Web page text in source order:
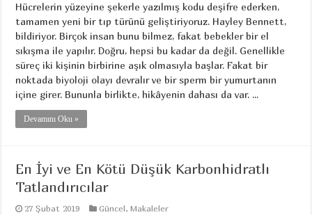
Hücrelerin yüzeyine şekerle yazılmış kodu deşifre ederken,
tamamen yeni bir tıp türünü geliştiriyoruz. Hayley Bennett,
bildiriyor. Birçok insan bunu bilmez, fakat bebekler bir el
sıkışma ile yapılır. Doğru, hepsi bu kadar da değil. Genellikle
süreç iki kişinin birbirine aşık olmasıyla başlar. Fakat bir
noktada biyoloji olayı devralır ve bir sperm bir yumurtanın
içine girer. Bununla birlikte, hikâyenin dahası da var. ...
Devamını Oku »
En İyi ve En Kötü Düşük Karbonhidratlı
Tatlandırıcılar
27 Şubat 2019 Güncel,Makaleler